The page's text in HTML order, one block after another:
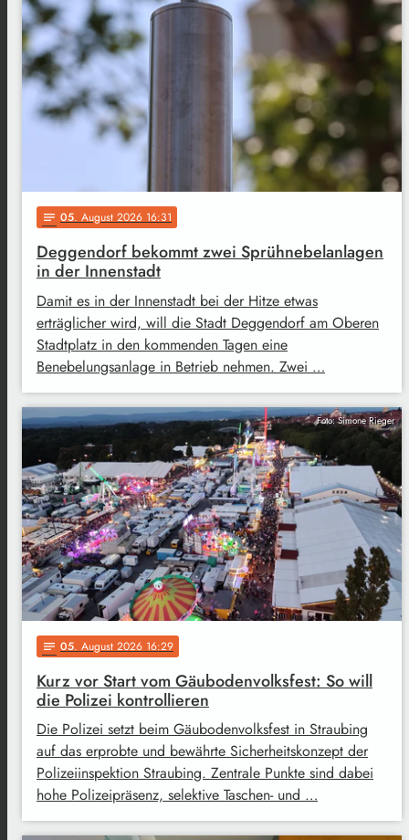
notes 05. August 2026 16:31
Deggendorf bekommt zwei Sprühnebelanlagen
in der Innenstadt
Damit es in der Innenstadt bei der Hitze etwas
erträglicher wird, will die Stadt Deggendorf am Oberen
Stadtplatz in den kommenden Tagen eine
Benebelungsanlage in Betrieb nehmen. Zwei …
Foto: Simone Rieger
notes 05. August 2026 16:29
Kurz vor Start vom Gäubodenvolksfest: So will
die Polizei kontrollieren
Die Polizei setzt beim Gäubodenvolksfest in Straubing
auf das erprobte und bewährte Sicherheitskonzept der
Polizeiinspektion Straubing. Zentrale Punkte sind dabei
hohe Polizeipräsenz, selektive Taschen- und …